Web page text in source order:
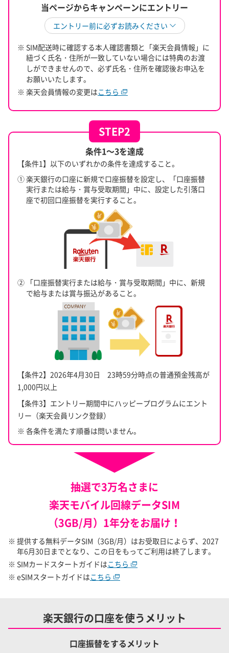
当ページからキャンペーンにエントリー
エントリー前に必ずお読みください
※ SIM配送時に確認する本人確認書類と「楽天会員情報」に
紐づく氏名・住所が一致していない場合には特典のお渡
しができませんので、必ず氏名・住所を確認後お申込を
お願いいたします。
※ 楽天会員情報の変更はこちら
STEP2
条件1～3を達成
【条件1】以下のいずれかの条件を達成すること。
① 楽天銀行の口座に新規で口座振替を設定し、「口座振替
実行または給与・賞与受取期間」中に、設定した引落口
座で初回口座振替を実行すること。
② 「口座振替実行または給与・賞与受取期間」中に、新規
で給与または賞与振込があること。
【条件2】2026年4月30日 23時59分時点の普通預金残高が
1,000円以上
【条件3】エントリー期間中にハッピープログラムにエント
リー（楽天会員リンク登録）
※ 各条件を満たす順番は問いません。
抽選で3万名さまに
楽天モバイル回線データSIM
（3GB/月）1年分をお届け！
※ 提供する無料データSIM（3GB/月）はお受取日によらず、2027
年6月30日までとなり、この日をもってご利用は終了します。
※ SIMカードスタートガイドはこちら
※ eSIMスタートガイドはこちら
楽天銀行の口座を使うメリット
口座振替をするメリット